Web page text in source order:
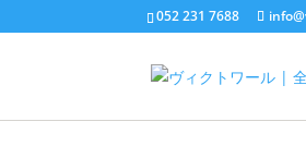
052 231 7688